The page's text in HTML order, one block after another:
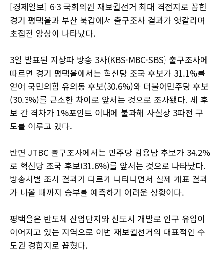
[경제일보] 6·3 국회의원 재보궐선거 최대 격전지로 꼽힌
경기 평택을과 부산 북갑에서 출구조사 결과가 엇갈리며
초접전 양상이 나타났다.
3일 발표된 지상파 방송 3사(KBS·MBC·SBS) 출구조사에
따르면 경기 평택을에서는 혁신당 조국 후보가 31.1%를
얻어 국민의힘 유의동 후보(30.6%)와 더불어민주당 후보
(30.3%)를 근소한 차이로 앞서는 것으로 조사됐다. 세 후
보 간 격차가 1%포인트 이내에 불과해 사실상 3파전 구
도를 이루고 있다.
반면 JTBC 출구조사에서는 민주당 김용남 후보가 34.2%
로 혁신당 조국 후보(31.6%)를 앞서는 것으로 나타났다.
방송사별 조사 결과가 다르게 나타나면서 실제 개표 결과
가 나올 때까지 승부를 예측하기 어려운 상황이다.
평택을은 반도체 산업단지와 신도시 개발로 인구 유입이
이어지고 있는 지역으로 이번 재보궐선거의 대표적인 수
도권 경합지로 꼽혔다.